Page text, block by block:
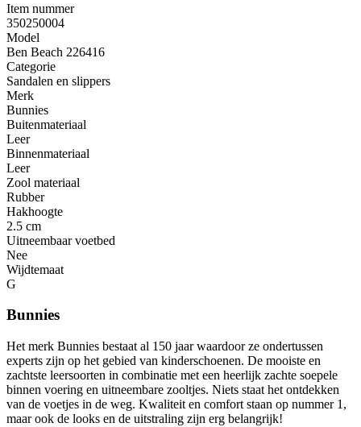
Item nummer
350250004
Model
Ben Beach 226416
Categorie
Sandalen en slippers
Merk
Bunnies
Buitenmateriaal
Leer
Binnenmateriaal
Leer
Zool materiaal
Rubber
Hakhoogte
2.5 cm
Uitneembaar voetbed
Nee
Wijdtemaat
G
Bunnies
Het merk Bunnies bestaat al 150 jaar waardoor ze ondertussen
experts zijn op het gebied van kinderschoenen. De mooiste en
zachtste leersoorten in combinatie met een heerlijk zachte soepele
binnen voering en uitneembare zooltjes. Niets staat het ontdekken
van de voetjes in de weg. Kwaliteit en comfort staan op nummer 1,
maar ook de looks en de uitstraling zijn erg belangrijk!